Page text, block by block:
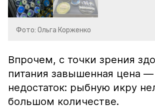
Фото: Ольга Корженко
Впрочем, с точки зрения
питания завышенная цена —
недостаток: рыбную икру
большом количестве.